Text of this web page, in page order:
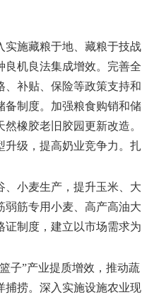
实施藏粮于地、藏粮于技战
良机良法集成增效。完善全
、补贴、保险等政策支持和
备制度。加强粮食购销和储
橡胶老旧胶园更新改造。
升级，提高奶业竞争力。扎
、小麦生产，提升玉米、大
弱筋专用小麦、高产高油大
证制度，建立以市场需求为
子”产业提质增效，推动蔬
捕捞。深入实施设施农业现